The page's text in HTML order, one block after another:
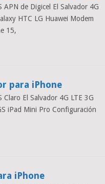
de Digicel El Salvador 4G
HTC LG Huawei Modem
15,
para iPhone
El Salvador 4G LTE 3G
iPad Mini Pro Configuración
iPhone